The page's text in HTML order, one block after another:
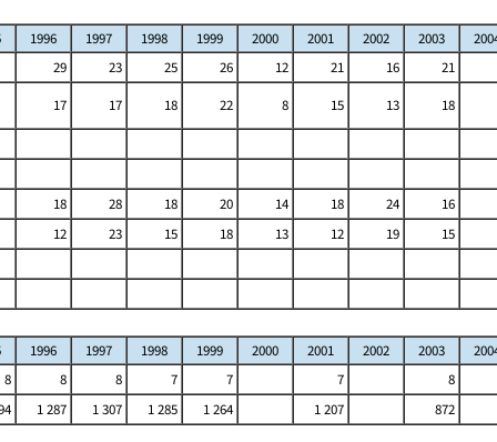
1996 1997 1998 1999 2000 2001 2002 2003
29 23 25 26 12 21 16
21
17 17 18 22 8 15 13
18
18 28 18 20 14 18 24
16
12 23 15 18 13 12 19
15
1996 1997 1998 1999 2000 2001 2002 2003
8 8 8 7 7 7
8
1 287 1 307 1 285 1 264 1 207
872